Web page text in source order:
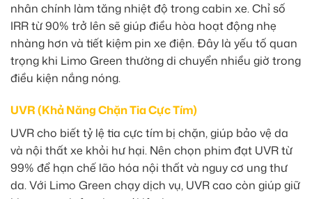
nhân chính làm tăng nhiệt độ trong cabin xe. Chỉ số
IRR từ 90% trở lên sẽ giúp điều hòa hoạt động nhẹ
nhàng hơn và tiết kiệm pin xe điện. Đây là yếu tố quan
trọng khi Limo Green thường di chuyển nhiều giờ trong
điều kiện nắng nóng.
UVR (Khả Năng Chặn Tia Cực Tím)
UVR cho biết tỷ lệ tia cực tím bị chặn, giúp bảo vệ da
và nội thất xe khỏi hư hại. Nên chọn phim đạt UVR từ
99% để hạn chế lão hóa nội thất và nguy cơ ung thư
da. Với Limo Green chạy dịch vụ, UVR cao còn giúp giữ